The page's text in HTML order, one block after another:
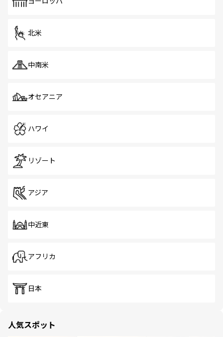
北米
中南米
オセアニア
ハワイ
リゾート
アジア
中近東
アフリカ
日本
人気スポット